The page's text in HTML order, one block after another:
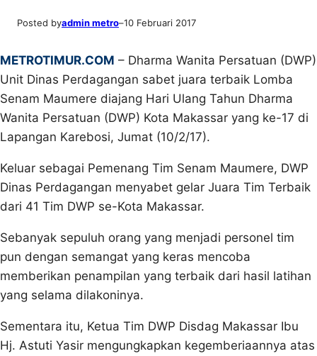
Posted byadmin metro–10 Februari 2017
METROTIMUR.COM – Dharma Wanita Persatuan (DWP)
Unit Dinas Perdagangan sabet juara terbaik Lomba
Senam Maumere diajang Hari Ulang Tahun Dharma
Wanita Persatuan (DWP) Kota Makassar yang ke-17 di
Lapangan Karebosi, Jumat (10/2/17).
Keluar sebagai Pemenang Tim Senam Maumere, DWP
Dinas Perdagangan menyabet gelar Juara Tim Terbaik
dari 41 Tim DWP se-Kota Makassar.
Sebanyak sepuluh orang yang menjadi personel tim
pun dengan semangat yang keras mencoba
memberikan penampilan yang terbaik dari hasil latihan
yang selama dilakoninya.
Sementara itu, Ketua Tim DWP Disdag Makassar Ibu
Hj. Astuti Yasir mengungkapkan kegemberiaannya atas